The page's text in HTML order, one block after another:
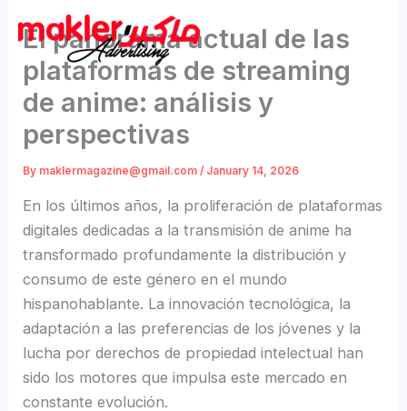
content
El panorama actual de las
plataformas de streaming
de anime: análisis y
perspectivas
By maklermagazine@gmail.com/ January 14, 2026
En los últimos años, la proliferación de plataformas
digitales dedicadas a la transmisión de anime ha
transformado profundamente la distribución y
consumo de este género en el mundo
hispanohablante. La innovación tecnológica, la
adaptación a las preferencias de los jóvenes y la
lucha por derechos de propiedad intelectual han
sido los motores que impulsa este mercado en
constante evolución.